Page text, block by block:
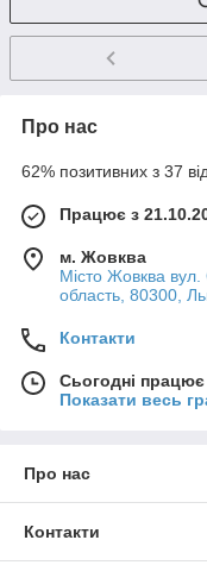
Про нас
62% позитивних з 37
Працює з
м. Жовква
Місто Жовква вул.
область, 80300,
Контакти
Сьогодні
Показати весь
Про нас
Контакти